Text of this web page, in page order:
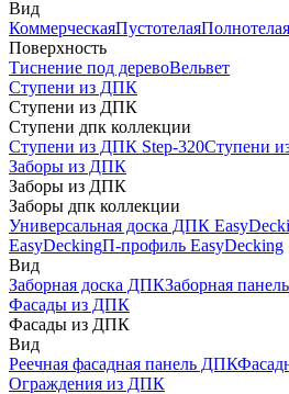
Вид
КоммерческаяПустотелаяПолнотелая
Поверхность
Тиснение под деревоВельвет
Ступени из ДПК
Ступени из ДПК
Ступени дпк коллекции
Ступени из ДПК Step-320Ступени
Заборы из ДПК
Заборы из ДПК
Заборы дпк коллекции
Универсальная доска ДПК
EasyDeckingП-профиль EasyDecking
Вид
Заборная доска ДПКЗаборная
Фасады из ДПК
Фасады из ДПК
Вид
Реечная фасадная панель ДПК
Ограждения из ДПК